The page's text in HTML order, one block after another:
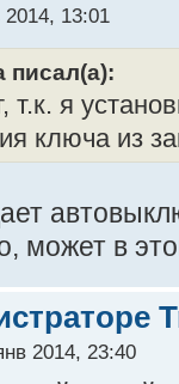
2014, 13:01
писал(а):
т.к. я
ключа из
может в
2014, 23:40